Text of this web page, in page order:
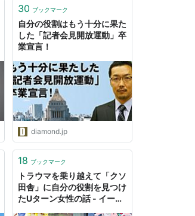
を柔軟な働き方で引き出していく
30 ブックマーク
自分の役割はもう十分に果た
した「記者会見開放運動」卒
業宣言！
diamond.jp
18 ブックマーク
トラウマを乗り越えて「クソ
田舎」に自分の役割を見つけ
たUターン女性の話 - イーア